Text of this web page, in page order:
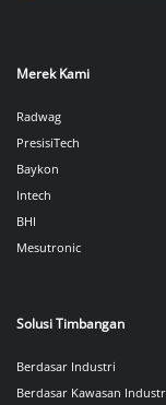
Merek Kami
Radwag
PresisiTech
Baykon
Intech
BHI
Mesutronic
Solusi Timbangan
Berdasar Industri
Berdasar Kawasan